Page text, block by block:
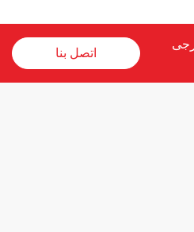
اتصل بنا